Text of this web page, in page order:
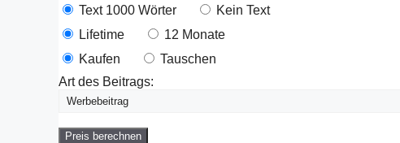
Text 1000 Wörter
Kein Text
Lifetime
12 Monate
Kaufen
Tauschen
Art des Beitrags:
Preis berechnen